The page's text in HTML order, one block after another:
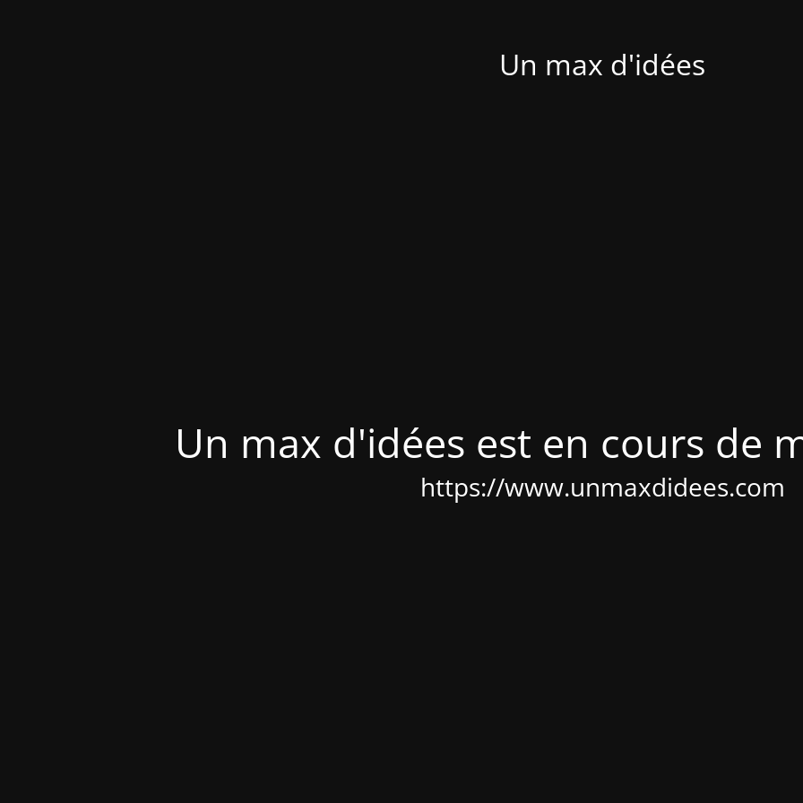
Un max d'idées
Un max d'idées est en cours de
https://www.unmaxdidees.com